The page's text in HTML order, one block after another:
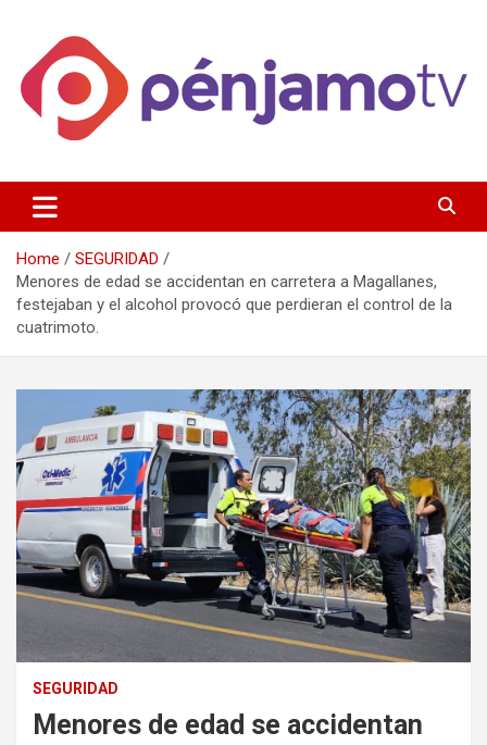
content
Penjamotv
Gto y la region.
Home
SEGURIDAD
Menores de edad se accidentan en carretera a Magallanes,
festejaban y el alcohol provocó que perdieran el control de la
cuatrimoto.
SEGURIDAD
Menores de edad se accidentan